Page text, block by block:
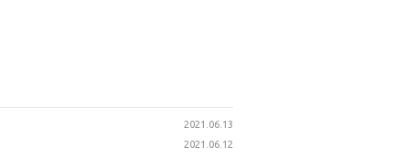
2021.06.13
2021.06.12